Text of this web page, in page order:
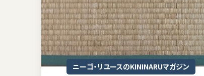
ニーゴ・リユースのKININARUマガジン